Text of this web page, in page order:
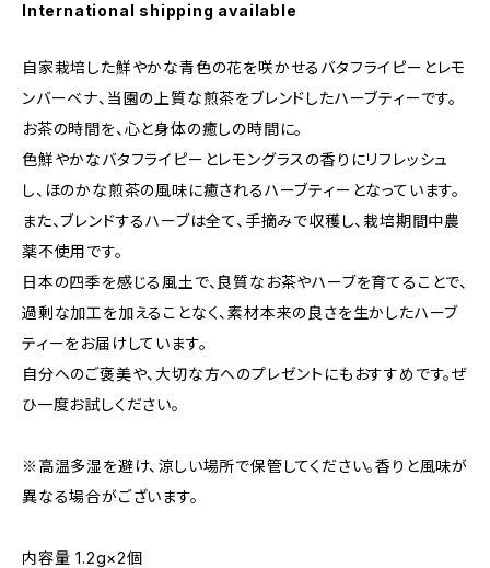
International shipping available
自家栽培した鮮やかな青色の花を咲かせるバタフライピーとレモ
ンバーベナ、当園の上質な煎茶をブレンドしたハーブティーです。
お茶の時間を、心と身体の癒しの時間に。
色鮮やかなバタフライピーとレモングラスの香りにリフレッシュ
し、ほのかな煎茶の風味に癒されるハーブティーとなっています。
また、ブレンドするハーブは全て、手摘みで収穫し、栽培期間中農
薬不使用です。
日本の四季を感じる風土で、良質なお茶やハーブを育てることで、
過剰な加工を加えることなく、素材本来の良さを生かしたハーブ
ティーをお届けしています。
自分へのご褒美や、大切な方へのプレゼントにもおすすめです。ぜ
ひ一度お試しください。
※高温多湿を避け、涼しい場所で保管してください。香りと風味が
異なる場合がございます。
内容量 1.2g×2個